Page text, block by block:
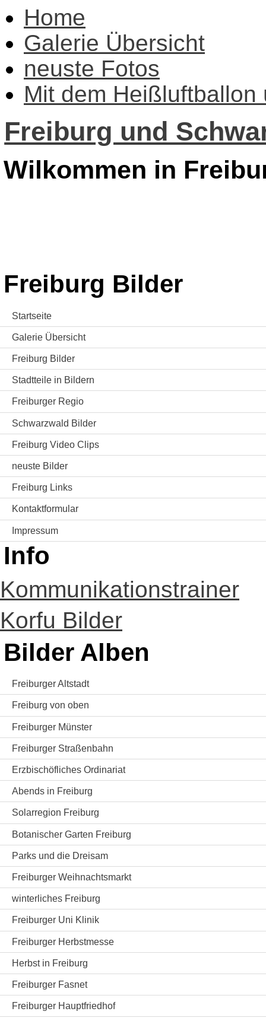
Home
Galerie Übersicht
neuste Fotos
Mit dem Heißluftballon
Freiburg und
Wilkommen in
Freiburg Bilder
Startseite
Galerie Übersicht
Freiburg Bilder
Stadtteile in Bildern
Freiburger Regio
Schwarzwald Bilder
Freiburg Video Clips
neuste Bilder
Freiburg Links
Kontaktformular
Impressum
Info
Kommunikationstrainer
Korfu Bilder
Bilder Alben
Freiburger Altstadt
Freiburg von oben
Freiburger Münster
Freiburger Straßenbahn
Erzbischöfliches Ordinariat
Abends in Freiburg
Solarregion Freiburg
Botanischer Garten Freiburg
Parks und die Dreisam
Freiburger Weihnachtsmarkt
winterliches Freiburg
Freiburger Uni Klinik
Freiburger Herbstmesse
Herbst in Freiburg
Freiburger Fasnet
Freiburger Hauptfriedhof